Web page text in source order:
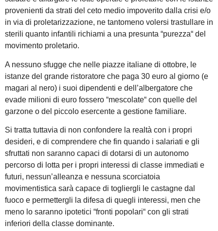
provenienti da strati del ceto medio impoverito dalla crisi e/o
in via di proletarizzazione, ne tantomeno volersi trastullare in
sterili quanto infantili richiami a una presunta “purezza“ del
movimento proletario.
A nessuno sfugge che nelle piazze italiane di ottobre, le
istanze del grande ristoratore che paga 30 euro al giorno (e
magari al nero) i suoi dipendenti e dell’albergatore che
evade milioni di euro fossero “mescolate“ con quelle del
garzone o del piccolo esercente a gestione familiare.
Si tratta tuttavia di non confondere la realtà con i propri
desideri, e di comprendere che fin quando i salariati e gli
sfruttati non saranno capaci di dotarsi di un autonomo
percorso di lotta per i propri interessi di classe immediati e
futuri, nessun’alleanza e nessuna scorciatoia
movimentistica sarà capace di togliergli le castagne dal
fuoco e permettergli la difesa di quegli interessi, men che
meno lo saranno ipotetici “fronti popolari“ con gli strati
inferiori della classe dominante.